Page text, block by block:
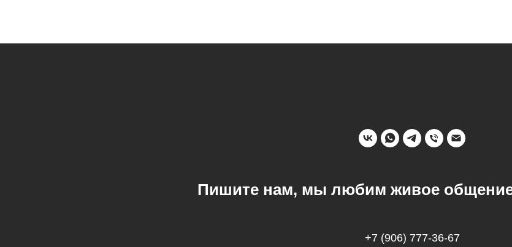
Пишите нам, мы любим живое
+7 (906) 777-36-67